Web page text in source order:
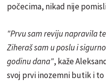
počecima, nikad nije
"Prvu sam reviju napravila
Ziheraš sam u poslu i
godinu dana", kaže
svoj prvi inozemni butik i